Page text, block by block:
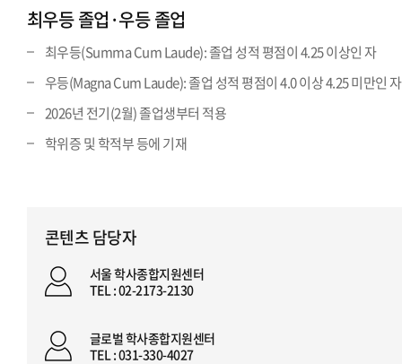
최우등 졸업·우등 졸업
최우등(Summa Cum Laude): 졸업 성적 평점이 4.25 이상인 자
우등(Magna Cum Laude): 졸업 성적 평점이 4.0 이상 4.25 미만인 자
2026년 전기(2월) 졸업생부터 적용
학위증 및 학적부 등에 기재
콘텐츠 담당자
서울 학사종합지원센터
TEL : 02-2173-2130
글로벌 학사종합지원센터
TEL : 031-330-4027